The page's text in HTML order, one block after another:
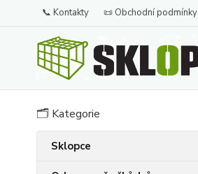
📞 Kontakty 📜 Obchodní podmínky
🗂️ Kategorie
Sklopce